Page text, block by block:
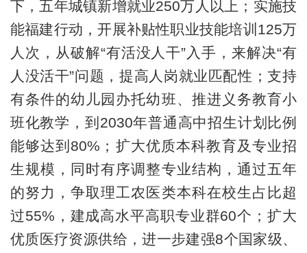
下，五年城镇新增就业250万人以上；实施技
能福建行动，开展补贴性职业技能培训125万
人次，从破解“有活没人干”入手，来解决“有
人没活干”问题，提高人岗就业匹配性；支持
有条件的幼儿园办托幼班、推进义务教育小
班化教学，到2030年普通高中招生计划比例
能够达到80%；扩大优质本科教育及专业招
生规模，同时有序调整专业结构，通过五年
的努力，争取理工农医类本科在校生占比超
过55%，建成高水平高职专业群60个；扩大
优质医疗资源供给，进一步建强8个国家级、